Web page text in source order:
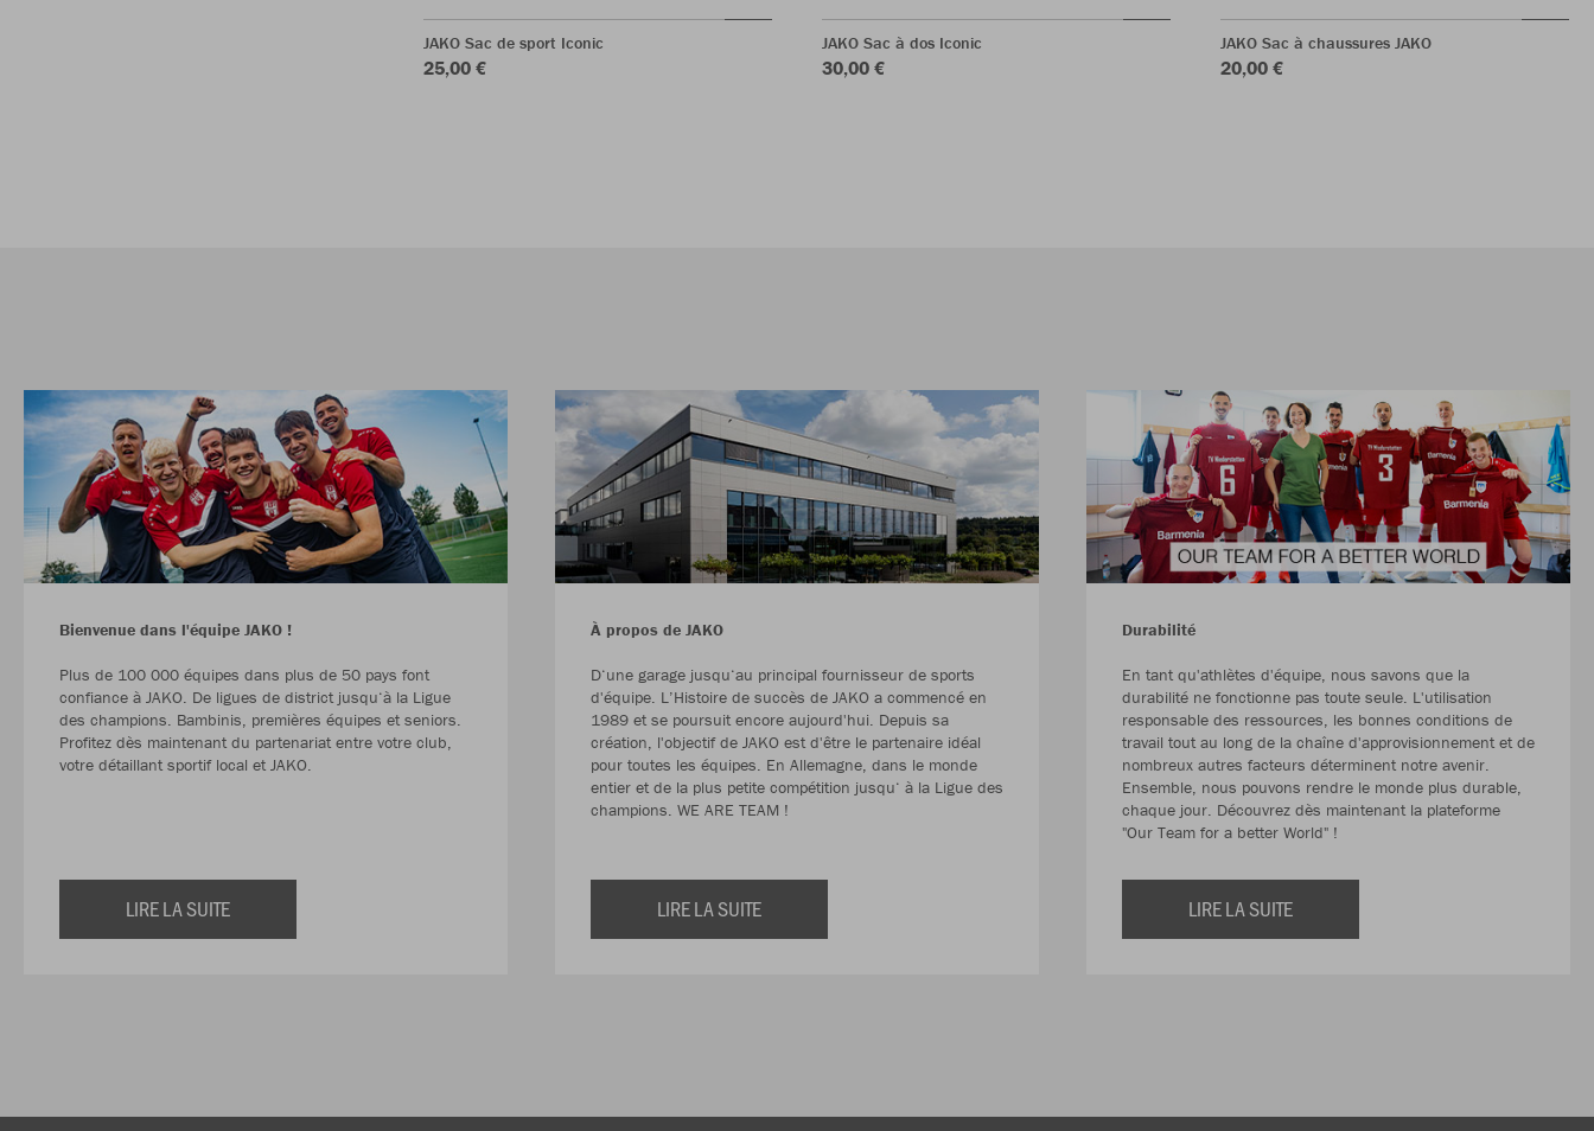
JAKO Sac de sport Iconic
25,00 €
JAKO Sac à dos Iconic
30,00 €
JAKO Sac à chaussures JAKO
20,00 €
Bienvenue dans l'équipe JAKO !
Plus de 100 000 équipes dans plus de 50 pays font
confiance à JAKO. De ligues de district jusqu‘à la Ligue
des champions. Bambinis, premières équipes et seniors.
Profitez dès maintenant du partenariat entre votre club,
votre détaillant sportif local et JAKO.
LIRE LA SUITE
À propos de JAKO
D‘une garage jusqu‘au principal fournisseur de sports
d'équipe. L’Histoire de succès de JAKO a commencé en
1989 et se poursuit encore aujourd'hui. Depuis sa
création, l'objectif de JAKO est d'être le partenaire idéal
pour toutes les équipes. En Allemagne, dans le monde
entier et de la plus petite compétition jusqu‘ à la Ligue des
champions. WE ARE TEAM !
LIRE LA SUITE
Durabilité
En tant qu'athlètes d'équipe, nous savons que la
durabilité ne fonctionne pas toute seule. L'utilisation
responsable des ressources, les bonnes conditions de
travail tout au long de la chaîne d'approvisionnement et de
nombreux autres facteurs déterminent notre avenir.
Ensemble, nous pouvons rendre le monde plus durable,
chaque jour. Découvrez dès maintenant la plateforme
"Our Team for a better World" !
LIRE LA SUITE